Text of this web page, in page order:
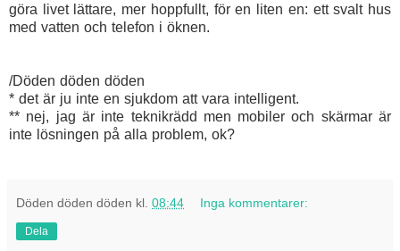
göra livet lättare, mer hoppfullt, för en liten en: ett svalt hus
med vatten och telefon i öknen.
/Döden döden döden
* det är ju inte en sjukdom att vara intelligent.
** nej, jag är inte teknikrädd men mobiler och skärmar är
inte lösningen på alla problem, ok?
Döden döden döden kl. 08:44 Inga kommentarer:
Dela